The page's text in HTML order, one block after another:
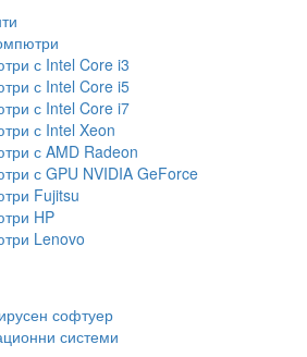
с Intel Core i3
с Intel Core i5
с Intel Core i7
с Intel Xeon
с AMD Radeon
с GPU NVIDIA GeForce
Fujitsu
HP
Lenovo
софтуер
системи